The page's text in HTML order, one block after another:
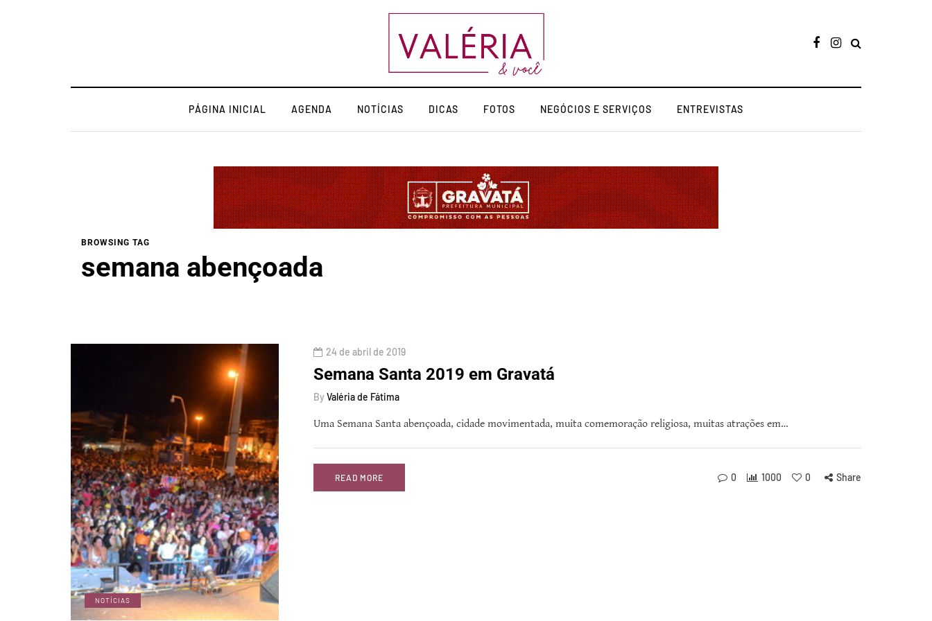
PÁGINA INICIAL AGENDA NOTÍCIAS DICAS FOTOS NEGÓCIOS E SERVIÇOS ENTREVISTAS
BROWSING TAG
semana abençoada
NOTÍCIAS
24 de abril de 2019
Semana Santa 2019 em Gravatá
By Valéria de Fátima
Uma Semana Santa abençoada, cidade movimentada, muita comemoração religiosa, muitas atrações em…
READ MORE 0 1000 0 Share